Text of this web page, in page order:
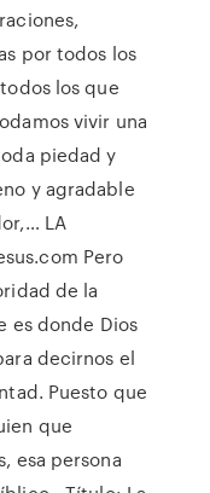
por todos los
los que
vivir una
piedad y
y agradable
LA
Pero
de la
es donde Dios
decirnos el
Puesto que
que
esa persona